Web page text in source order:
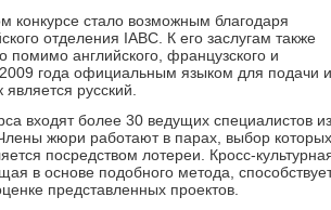
конкурсе стало возможным благодаря
отделения IABC. К его заслугам также
помимо английского, французского и
2009 года официальным языком для подачи и
русский.
входят более 30 ведущих специалистов из
жюри работают в парах, выбор которых
посредством лотереи. Кросс-
в основе подобного метода,
представленных проектов.